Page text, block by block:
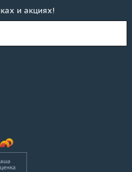
и акциях!